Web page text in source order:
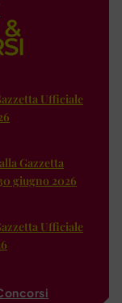
Ufficiale
Gazzetta
giugno 2026
Ufficiale